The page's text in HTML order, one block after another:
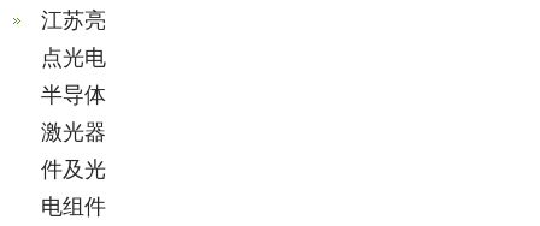
江苏亮
点光电
半导体
激光器
件及光
电组件